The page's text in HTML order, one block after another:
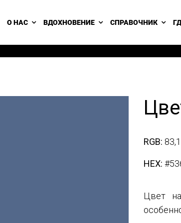
О НАС ВДОХНОВЕНИЕ СПРАВОЧНИК
RGB:
HEX:
Цвет